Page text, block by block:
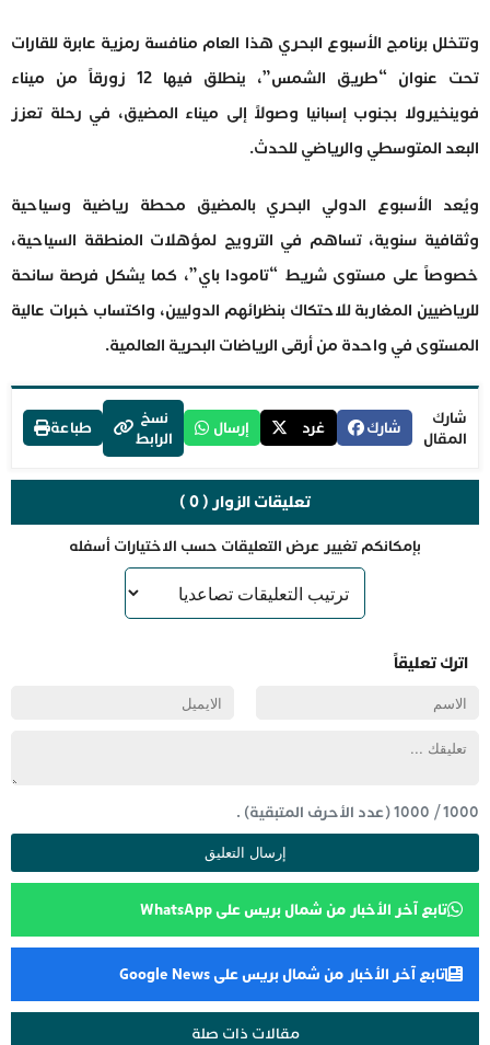
وتتخلل برنامج الأسبوع البحري هذا العام منافسة رمزية عابرة للقارات
تحت عنوان “طريق الشمس”، ينطلق فيها 12 زورقاً من ميناء
فوينخيرولا بجنوب إسبانيا وصولاً إلى ميناء المضيق، في رحلة تعزز
البعد المتوسطي والرياضي للحدث.
ويُعد الأسبوع الدولي البحري بالمضيق محطة رياضية وسياحية
وثقافية سنوية، تساهم في الترويج لمؤهلات المنطقة السياحية،
خصوصاً على مستوى شريط “تامودا باي”، كما يشكل فرصة سانحة
للرياضيين المغاربة للاحتكاك بنظرائهم الدوليين، واكتساب خبرات عالية
المستوى في واحدة من أرقى الرياضات البحرية العالمية.
شارك
المقال
شارك غرد إرسال
نسخ
الرابط
طباعة
تعليقات الزوار ( 0 )
بإمكانكم تغيير عرض التعليقات حسب الاختيارات أسفله
اترك تعليقاً
1000
/
1000(عدد الأحرف المتبقية) .
تابع آخر الأخبار من شمال بريس على WhatsApp
تابع آخر الأخبار من شمال بريس على Google News
مقالات ذات صلة